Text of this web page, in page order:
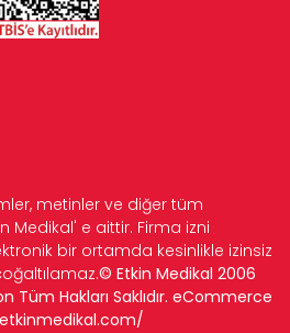
metinler ve diğer tüm
Medikal' e aittir. Firma izni
bir ortamda kesinlikle izinsiz
© Etkin Medikal 2006
Tüm Hakları Saklıdır. eCommerce